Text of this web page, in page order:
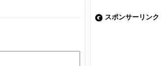
スポンサーリンク